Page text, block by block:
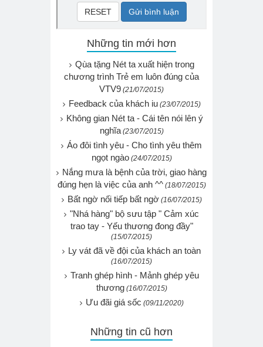
Những tin mới hơn
Qùa tặng Nét ta xuất hiện trong
chương trình Trẻ em luôn đúng của
VTV9 (21/07/2015)
Feedback của khách iu (23/07/2015)
Không gian Nét ta - Cái tên nói lên ý
nghĩa (23/07/2015)
Áo đôi tình yêu - Cho tình yêu thêm
ngọt ngào (24/07/2015)
Nắng mưa là bệnh của trời, giao hàng
đúng hẹn là việc của anh ^^ (18/07/2015)
Bất ngờ nối tiếp bất ngờ (16/07/2015)
"Nhá hàng" bộ sưu tập " Cảm xúc
trao tay - Yếu thương đong đầy"
(15/07/2015)
Ly vát đã về đội của khách an toàn
(16/07/2015)
Tranh ghép hình - Mảnh ghép yêu
thương (16/07/2015)
Ưu đãi giá sốc (09/11/2020)
Những tin cũ hơn